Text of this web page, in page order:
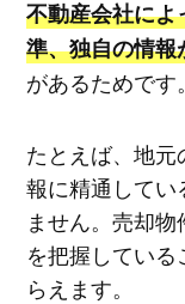
不動産会社に
準、独自の情
があるためです。
たとえば、地
報に精通してい
ません。売却
を把握してい
らえます。